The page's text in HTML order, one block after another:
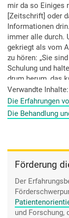
mir da so Einiges
[Zeitschrift] oder
Informationen
immer alle durch.
gekriegt als vom
zu hören: „Sie
Schulung und
drum herum, das
direkt mitgeteilt.
Schwestern oder
Aber von den
Verwandte Inhalte
Die Erfahrungen
Die Behandlung
Förderung
Der
und Forschung,